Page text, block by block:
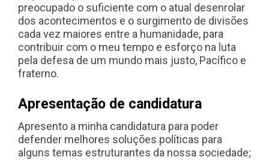
preocupado o suficiente com o atual desenrolar
dos acontecimentos e o surgimento de divisões
cada vez maiores entre a humanidade, para
contribuir com o meu tempo e esforço na luta
pela defesa de um mundo mais justo, Pacífico e
fraterno.
Apresentação de candidatura
Apresento a minha candidatura para poder
defender melhores soluções políticas para
alguns temas estruturantes da nossa sociedade;